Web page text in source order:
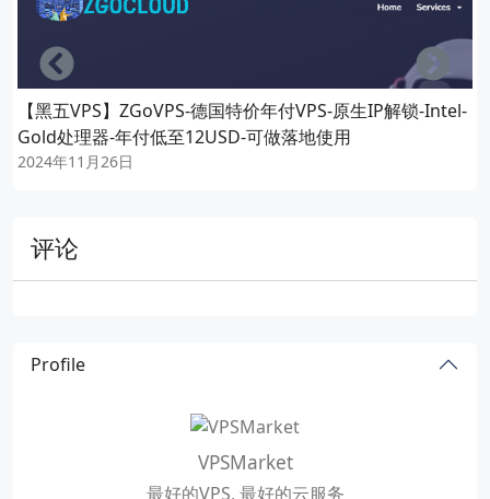
【黑五VPS】ZGoVPS-德国特价年付VPS-原生IP解锁-Intel-
Gold处理器-年付低至12USD-可做落地使用
2024年11月26日
Left
评论
Profile
VPSMarket
最好的VPS, 最好的云服务